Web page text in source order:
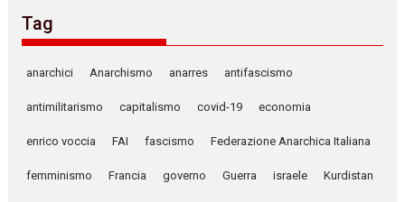
Tag
anarchici Anarchismo anarres antifascismo
antimilitarismo capitalismo covid-19 economia
enrico voccia FAI fascismo Federazione Anarchica Italiana
femminismo Francia governo Guerra israele Kurdistan